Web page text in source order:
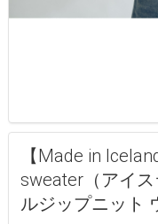
【Made in
sweater（アイ
ルジップニット